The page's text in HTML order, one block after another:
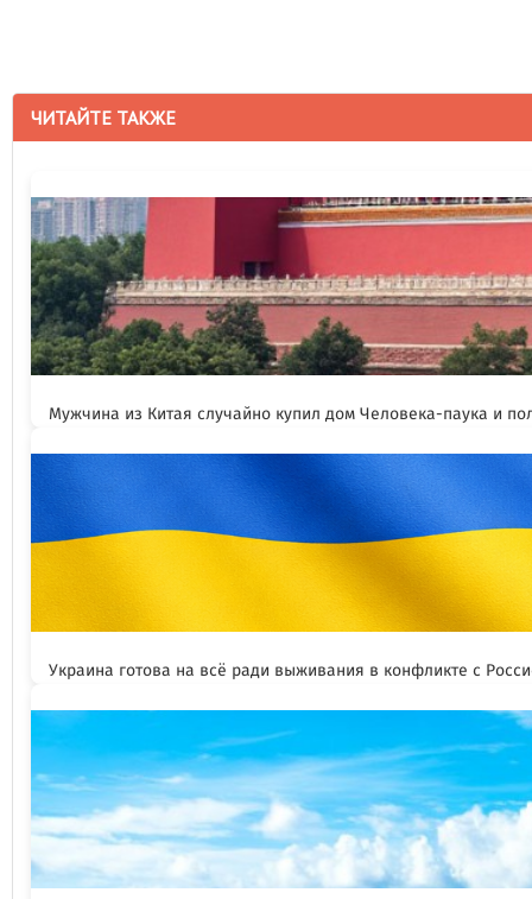
ЧИТАЙТЕ ТАКЖЕ
Мужчина из Китая случайно купил дом Человека-паука и
Украина готова на всё ради выживания в конфликте с